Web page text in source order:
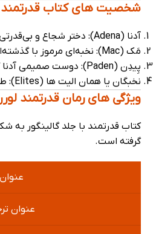
شخصیت های کتاب قدرتمند
آدنا (Adena): دختر شجاع و بی‌قدرتی که برای نجات دوستش وارد دنیایی خطرناک می‌شود.
مَک (Mac): نخبه‌ای مرموز با گذشته‌ای تاریک که به آدنا کمک می‌کند.
پِیدِن (Paden): دوست صمیمی آدنا که قربانی نظام ظالمانه‌ای می‌شود.
نخبگان یا همان الیت ها (Elites): طبقهٔ حاکم دارای قدرت‌های خاص که بر مردم عادی حکومت می‌کنند.
ویژگی های رمان قدرتمند
کتاب قدرتمند با جلد گالینگور
گرفته است.
عنوان